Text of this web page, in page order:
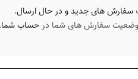
سفارش های جدید و در حال ارسال.
وضعیت سفارش های شما درحساب شما